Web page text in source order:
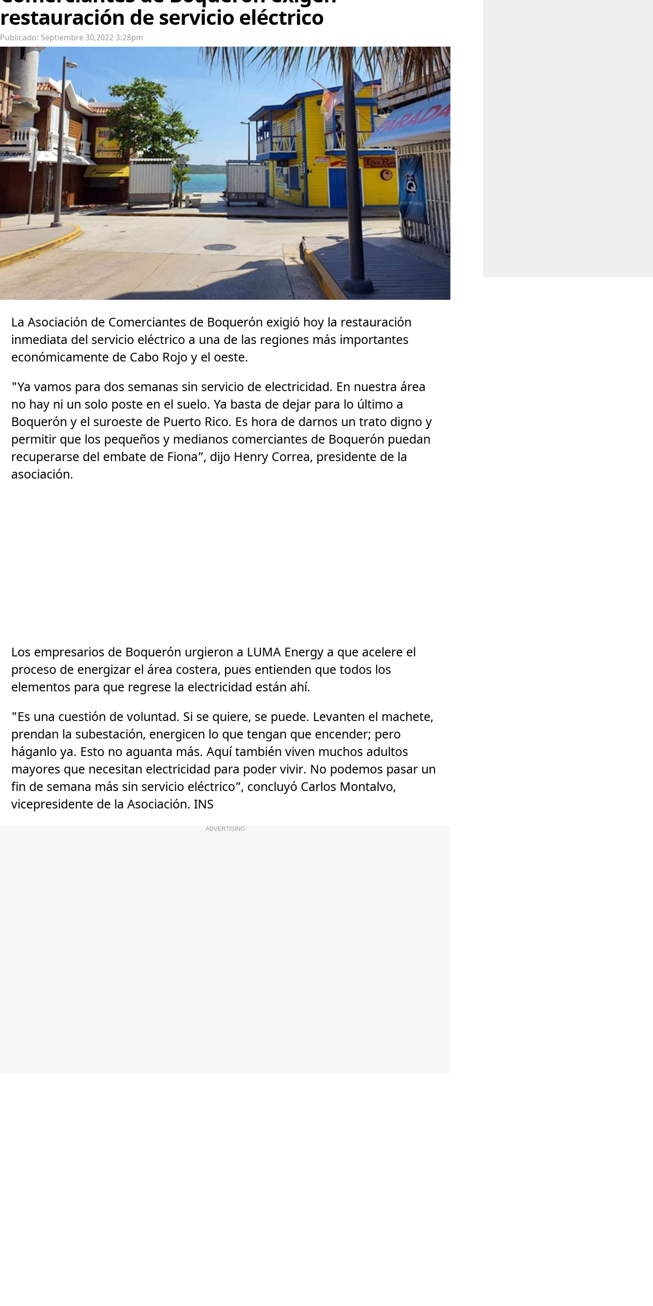
restauración de servicio eléctrico
Publicado: Septiembre 30,2022 3:28pm
La Asociación de Comerciantes de Boquerón exigió hoy la restauración
inmediata del servicio eléctrico a una de las regiones más importantes
económicamente de Cabo Rojo y el oeste.
"Ya vamos para dos semanas sin servicio de electricidad. En nuestra área
no hay ni un solo poste en el suelo. Ya basta de dejar para lo último a
Boquerón y el suroeste de Puerto Rico. Es hora de darnos un trato digno y
permitir que los pequeños y medianos comerciantes de Boquerón puedan
recuperarse del embate de Fiona”, dijo Henry Correa, presidente de la
asociación.
Los empresarios de Boquerón urgieron a LUMA Energy a que acelere el
proceso de energizar el área costera, pues entienden que todos los
elementos para que regrese la electricidad están ahí.
"Es una cuestión de voluntad. Si se quiere, se puede. Levanten el machete,
prendan la subestación, energicen lo que tengan que encender; pero
háganlo ya. Esto no aguanta más. Aquí también viven muchos adultos
mayores que necesitan electricidad para poder vivir. No podemos pasar un
fin de semana más sin servicio eléctrico”, concluyó Carlos Montalvo,
vicepresidente de la Asociación. INS
ADVERTISING